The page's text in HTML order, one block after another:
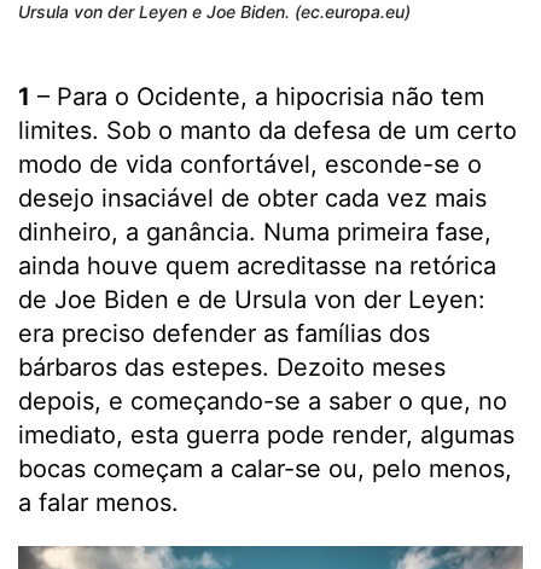
Ursula von der Leyen e Joe Biden. (ec.europa.eu)
1 – Para o Ocidente, a hipocrisia não tem
limites. Sob o manto da defesa de um certo
modo de vida confortável, esconde-se o
desejo insaciável de obter cada vez mais
dinheiro, a ganância. Numa primeira fase,
ainda houve quem acreditasse na retórica
de Joe Biden e de Ursula von der Leyen:
era preciso defender as famílias dos
bárbaros das estepes. Dezoito meses
depois, e começando-se a saber o que, no
imediato, esta guerra pode render, algumas
bocas começam a calar-se ou, pelo menos,
a falar menos.